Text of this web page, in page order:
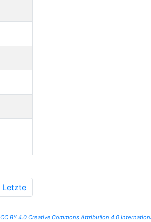
Letzte
CC BY 4.0 Creative Commons Attribution 4.0